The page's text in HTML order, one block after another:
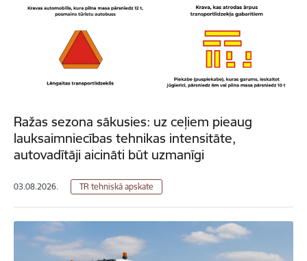
Ražas sezona sākusies: uz ceļiem pieaug
lauksaimniecības tehnikas intensitāte,
autovadītāji aicināti būt uzmanīgi
03.08.2026. TR tehniskā apskate